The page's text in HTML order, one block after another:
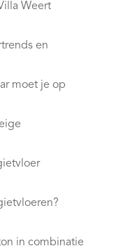
Weert
en
moet je op
in combinatie